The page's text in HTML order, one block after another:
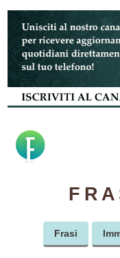
Vai
contenuto
Frasi